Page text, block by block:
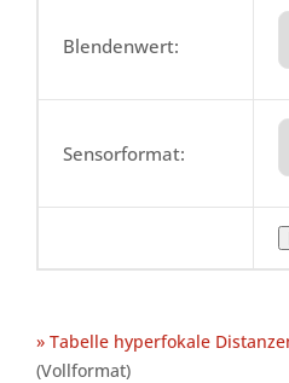
Blendenwert:
Sensorformat:
» Tabelle hyperfokale
(Vollformat)